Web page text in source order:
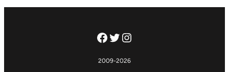
Facebook
Twitter
Instagram
2009-2026